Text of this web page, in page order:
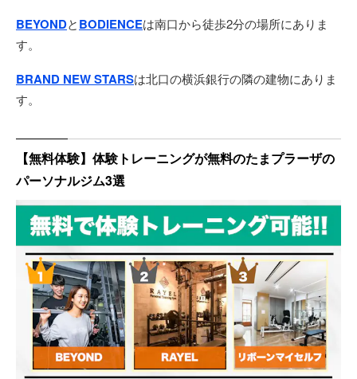
BEYONDとBODIENCEは南口から徒歩2分の場所にありま
す。
BRAND NEW STARSは北口の横浜銀行の隣の建物にありま
す。
【無料体験】体験トレーニングが無料のたまプラーザの
パーソナルジム3選